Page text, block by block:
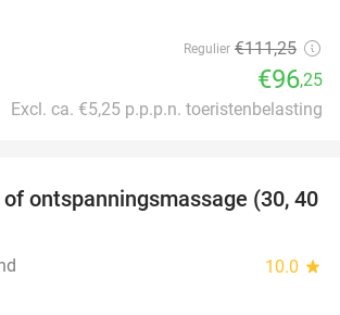
Regulier €111,25
€96,25
Excl. ca. €5,25 p.p.p.n. toeristenbelasting
60%
of ontspanningsmassage (30, 40
10.0 star